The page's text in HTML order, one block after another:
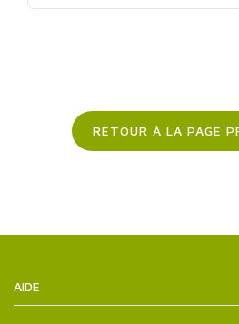
RETOUR À LA PAGE
AIDE